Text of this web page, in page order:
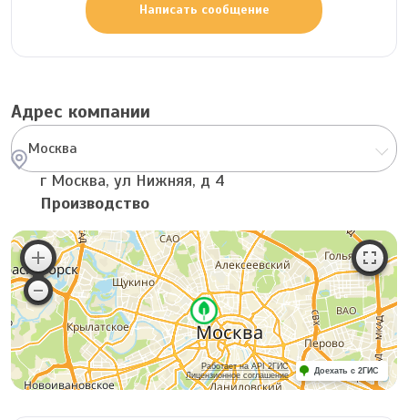
Написать сообщение
Адрес компании
Москва
г Москва, ул Нижняя, д 4
Производство
Работает на API 2ГИС
Лицензионное соглашение
Доехать с 2ГИС